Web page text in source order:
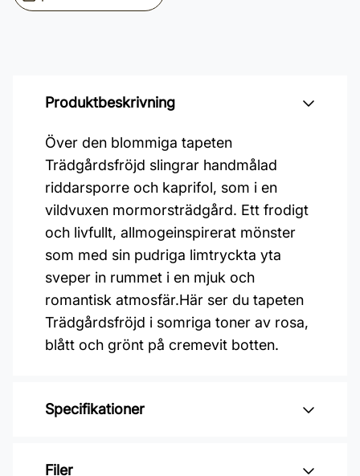
Produktbeskrivning
Över den blommiga tapeten
Trädgårdsfröjd slingrar handmålad
riddarsporre och kaprifol, som i en
vildvuxen mormorsträdgård. Ett frodigt
och livfullt, allmogeinspirerat mönster
som med sin pudriga limtryckta yta
sveper in rummet i en mjuk och
romantisk atmosfär.Här ser du tapeten
Trädgårdsfröjd i somriga toner av rosa,
blått och grönt på cremevit botten.
Specifikationer
Varumärke: Boråstapeter
Filer